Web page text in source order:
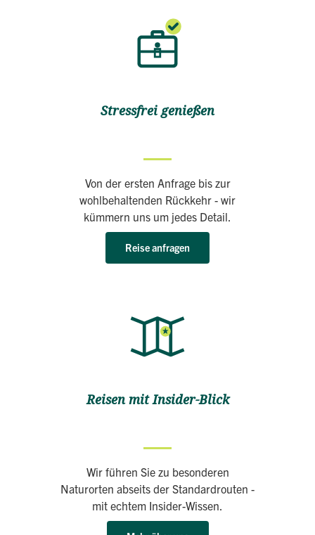
Stressfrei genießen
Von der ersten Anfrage bis zur
wohlbehaltenden Rückkehr - wir
kümmern uns um jedes Detail.
Reise anfragen
Reisen mit Insider-Blick
Wir führen Sie zu besonderen
Naturorten abseits der Standardrouten -
mit echtem Insider-Wissen.